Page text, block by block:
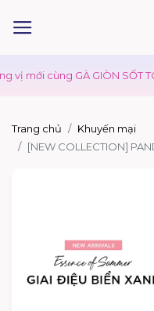
mới cùng GÀ GIÒN SỐT
Trang chủ
Khuyến mại
[NEW COLLECTION]